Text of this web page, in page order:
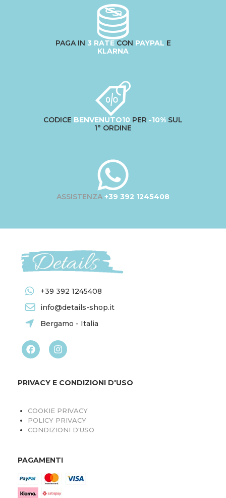
PAGA IN 3 RATECON PAYPAL E
KLARNA
CODICE BENVENUTO10 PER -10% SUL
1° ORDINE
ASSISTENZA +39 392 1245408
+39 392 1245408
info@details-shop.it
Bergamo - Italia
PRIVACY E CONDIZIONI D'USO
COOKIE PRIVACY
POLICY PRIVACY
CONDIZIONI D'USO
PAGAMENTI